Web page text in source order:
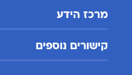
מרכז הידע
קישורים נוספים